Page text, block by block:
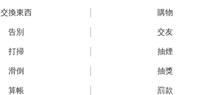
交換東西 購物
告別 交友
打掃 抽煙
滑倒 抽獎
算帳 罰款